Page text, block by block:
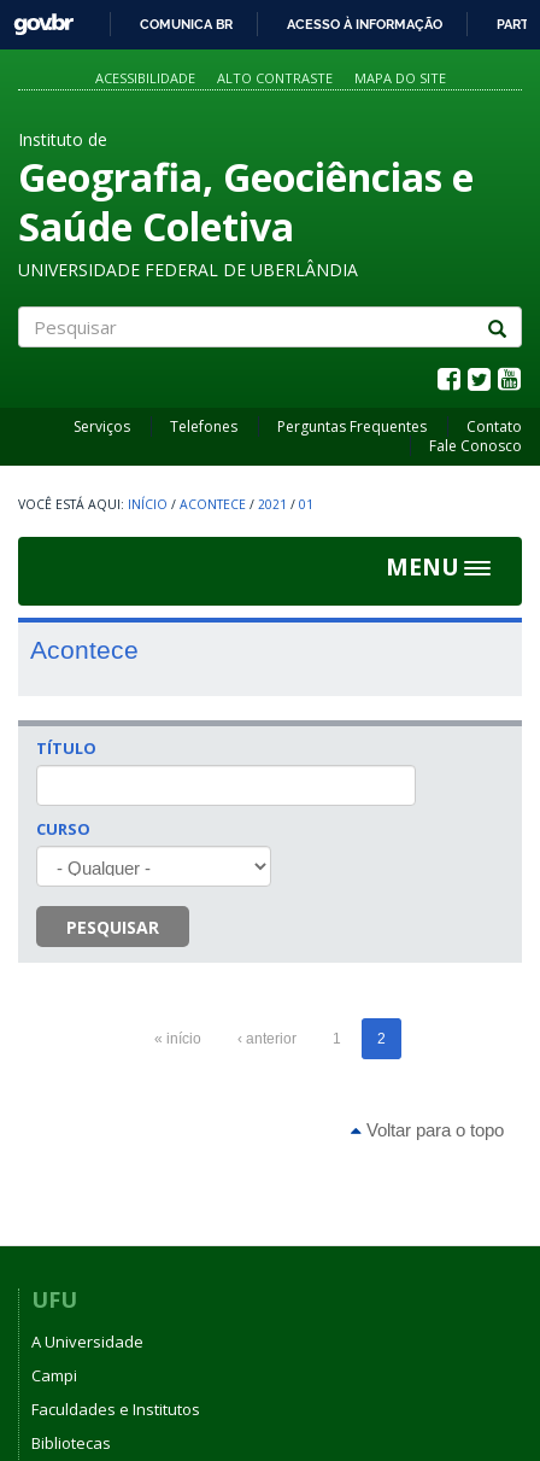
PARA
O
GOVBR
COMUNICA BR ACESSO À INFORMAÇÃO
ACESSIBILIDADE ALTO CONTRASTE MAPA DO SITE
Instituto de
Geografia, Geociências e
Saúde Coletiva
UNIVERSIDADE FEDERAL DE UBERLÂNDIA
Serviços Telefones Perguntas Frequentes
Contato
Fale Conosco
INÍCIO / ACONTECE / 2021 / 01
MENU
Toggle
Acontece
TÍTULO
CURSO
PESQUISAR
« início ‹ anterior 1 2
Voltar para o topo
UFU
A Universidade
Campi
Faculdades e Institutos
Bibliotecas